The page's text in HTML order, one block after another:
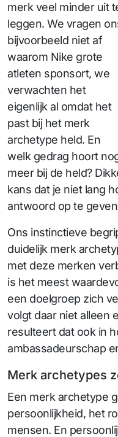
merk veel minder uit
leggen. We vragen
bijvoorbeeld niet af
waarom Nike grote
atleten sponsort, we
verwachten het
eigenlijk al omdat het
past bij het merk
archetype held. En
welk gedrag hoort
meer bij de held?
kans dat je niet lang
antwoord op te
Ons instinctieve
duidelijk merk
met deze merken
is het meest
een doelgroep zich
volgt daar niet alleen
resulteert dat ook in
ambassadeurschap
Merk archetypes
Een merk archetype
persoonlijkheid, het
mensen. En